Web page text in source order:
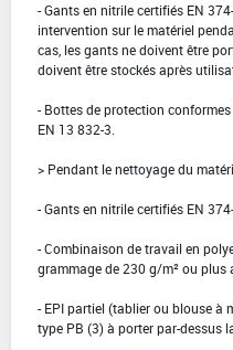
- Gants en nitrile certifiés EN
intervention sur le matériel
cas, les gants ne doivent être
doivent être stockés après
- Bottes de protection
EN 13 832-3.
> Pendant le nettoyage du
- Gants en nitrile certifiés EN
- Combinaison de travail en
grammage de 230 g/m² ou plus
- EPI partiel (tablier ou blouse à
type PB (3) à porter par-dessus